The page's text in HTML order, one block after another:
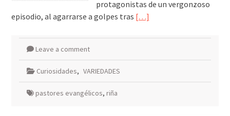
protagonistas de un vergonzoso
episodio, al agarrarse a golpes tras […]
Leave a comment
Curiosidades, VARIEDADES
pastores evangélicos, riña